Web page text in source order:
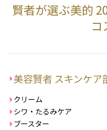
賢者が選ぶ美的
コ
美容賢者 スキンケア
クリーム
シワ・たるみケア
ブースター